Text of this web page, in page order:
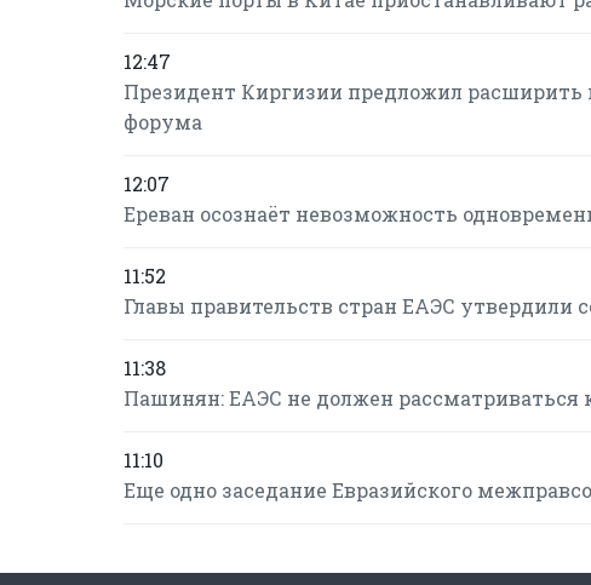
12:47
Президент Киргизии предложил расширить
форума
12:07
Ереван осознаёт невозможность
11:52
Главы правительств стран ЕАЭС утвердили
11:38
Пашинян: ЕАЭС не должен рассматриваться
11:10
Еще одно заседание Евразийского